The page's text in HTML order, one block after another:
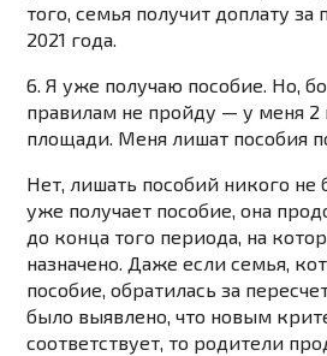
того, семья получит доплату за
2021 года.
6. Я уже получаю пособие. Но,
правилам не пройду — у меня
площади. Меня лишат пособия
Нет, лишать пособий никого не
уже получает пособие, она
до конца того периода, на
назначено. Даже если семья,
пособие, обратилась за
было выявлено, что новым
соответствует, то родители